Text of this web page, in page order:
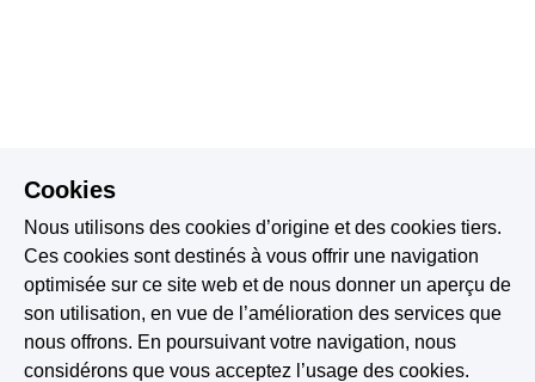
Cookies
Nous utilisons des cookies d’origine et des cookies tiers.
Ces cookies sont destinés à vous offrir une navigation
optimisée sur ce site web et de nous donner un aperçu de
son utilisation, en vue de l’amélioration des services que
nous offrons. En poursuivant votre navigation, nous
considérons que vous acceptez l’usage des cookies.